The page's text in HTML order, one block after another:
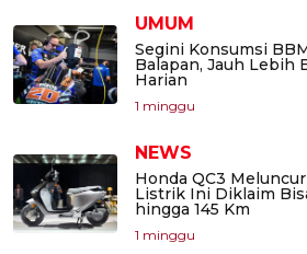
UMUM
Segini Konsumsi
Balapan, Jauh Lebih
Harian
1 minggu
NEWS
Honda QC3
Listrik Ini Diklaim
hingga 145 Km
1 minggu